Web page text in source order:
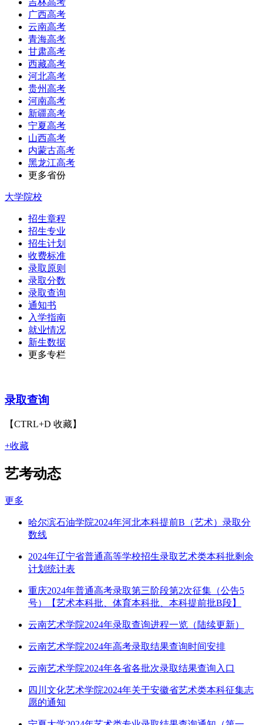
广西高考
云南高考
青海高考
甘肃高考
西藏高考
河北高考
贵州高考
河南高考
新疆高考
宁夏高考
山西高考
内蒙古高考
黑龙江高考
更多省份
大学院校
招生章程
招生专业
招生计划
收费标准
录取原则
录取分数
录取查询
通知书
入学指南
就业情况
新生数据
更多专栏
录取查询
【CTRL+D 收藏】
+收藏
艺考动态
更多
哈尔滨石油学院2024年河北本科提前B（艺术）录取分
数线
2024年辽宁省普通高等学校招生录取艺术类本科批剩余
计划统计表
重庆2024年普通高考录取第三阶段第2次征集（公告5
号）【艺术本科批、体育本科批、本科提前批B段】
云南艺术学院2024年录取查询进程一览（陆续更新）
云南艺术学院2024年高考录取结果查询时间安排
云南艺术学院2024年各省各批次录取结果查询入口
四川文化艺术学院2024年关于安徽省艺术类本科征集志
愿的通知